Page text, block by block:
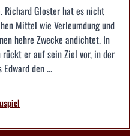
Richard Gloster hat es nicht
Mittel wie Verleumdung und
hehre Zwecke andichtet. In
rückt er auf sein Ziel vor, in der
den ...